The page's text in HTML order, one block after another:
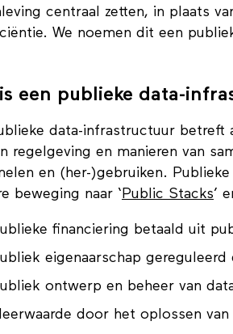
centraal zetten, in plaats
We noemen dit een
een publieke data-
data-infrastructuur betreft
regelgeving en manieren van
en (her-)gebruiken.
beweging naar ‘Public Stacks’
financiering betaald uit
eigenaarschap
ontwerp en beheer van
door het oplossen